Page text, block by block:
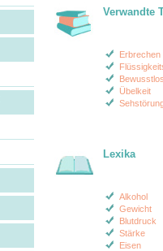
Verwandte
Erbrechen
Übelkeit
Lexika
Alkohol
Gewicht
Blutdruck
Stärke
Eisen